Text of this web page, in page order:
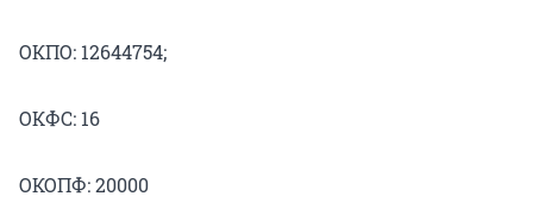
ОКПО: 12644754;
ОКФС: 16
ОКОПФ: 20000